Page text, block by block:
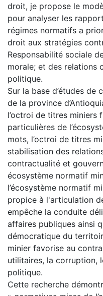
droit, je propose le
pour analyser les
régimes normatifs a
droit aux stratégies
Responsabilité sociale
morale; et des relations
politique.
Sur la base d’études de
de la province
l’octroi de titres miniers
particulières de
mots, l’octroi de titres
stabilisation des
contractualité et
écosystème normatif
l’écosystème normatif
propice à l'articulation
empêche la conduite
affaires publiques ainsi
démocratique du
minier favorise au
utilitaires, la corruption,
politique.
Cette recherche